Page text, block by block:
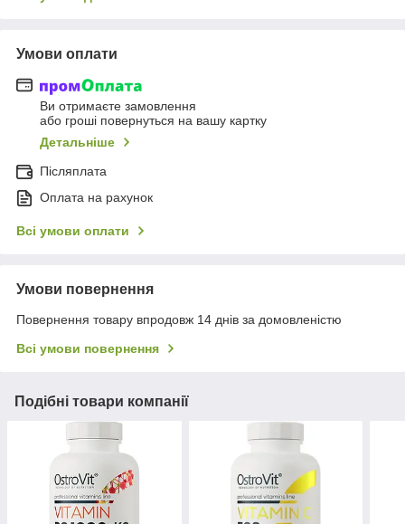
Умови оплати
Ви отримаєте замовлення
або гроші повернуться на вашу картку
Детальніше
Післяплата
Оплата на рахунок
Всі умови оплати
Умови повернення
Повернення товару впродовж 14 днів за домовленістю
Всі умови повернення
Подібні товари компанії